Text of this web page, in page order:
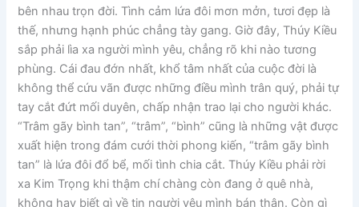
bên nhau trọn đời. Tình cảm lứa đôi mơn mởn, tươi đẹp là
thế, nhưng hạnh phúc chẳng tày gang. Giờ đây, Thúy Kiều
sắp phải lìa xa người mình yêu, chẳng rõ khi nào tương
phùng. Cái đau đớn nhất, khổ tâm nhất của cuộc đời là
không thể cứu vãn được những điều mình trân quý, phải tự
tay cắt đứt mối duyên, chấp nhận trao lại cho người khác.
“Trâm gãy bình tan”, “trâm”, “bình” cũng là những vật được
xuất hiện trong đám cưới thời phong kiến, “trâm gãy bình
tan” là lứa đôi đổ bể, mối tình chia cắt. Thúy Kiều phải rời
xa Kim Trọng khi thậm chí chàng còn đang ở quê nhà,
không hay biết gì về tin người yêu mình bán thân. Còn gì